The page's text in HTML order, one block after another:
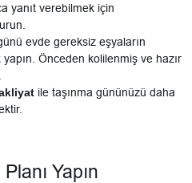
yanıt verebilmek için
evde gereksiz eşyaların
Önceden kolilenmiş ve hazır
ile taşınma gününüzü daha
Yapın